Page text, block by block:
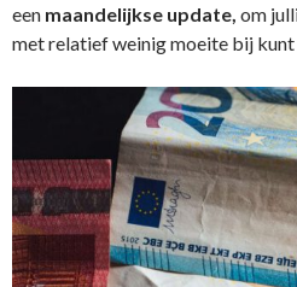
een maandelijkse update, om
met relatief weinig moeite bij kunt